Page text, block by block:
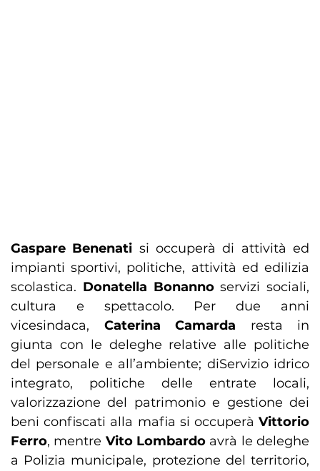
Gaspare Benenati si occuperà di attività ed
impianti sportivi, politiche, attività ed edilizia
scolastica. Donatella Bonannoservizi sociali,
cultura e spettacolo. Per due anni
vicesindaca, Caterina Camarda resta in
giunta con le deleghe relative alle politiche
del personale e all’ambiente; diServizio idrico
integrato, politiche delle entrate locali,
valorizzazione del patrimonio e gestione dei
beni confiscati alla mafia si occuperà Vittorio
Ferro, mentre Vito Lombardo avrà le deleghe
a Polizia municipale, protezione del territorio,